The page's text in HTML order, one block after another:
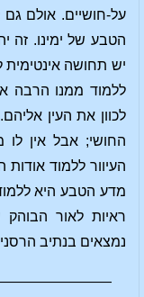
על-חושיים. אולם
הטבע של ימינו. זה
יש תחושה
ללמוד ממנו הרבה
לכוון את העין
החושי; אבל אין לו
העיוור ללמוד
מדע הטבע היא
ראיות לאור
נמצאים בנתיב